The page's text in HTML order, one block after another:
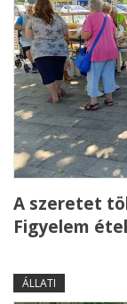
A szeretet
Figyelem
ÁLLATI